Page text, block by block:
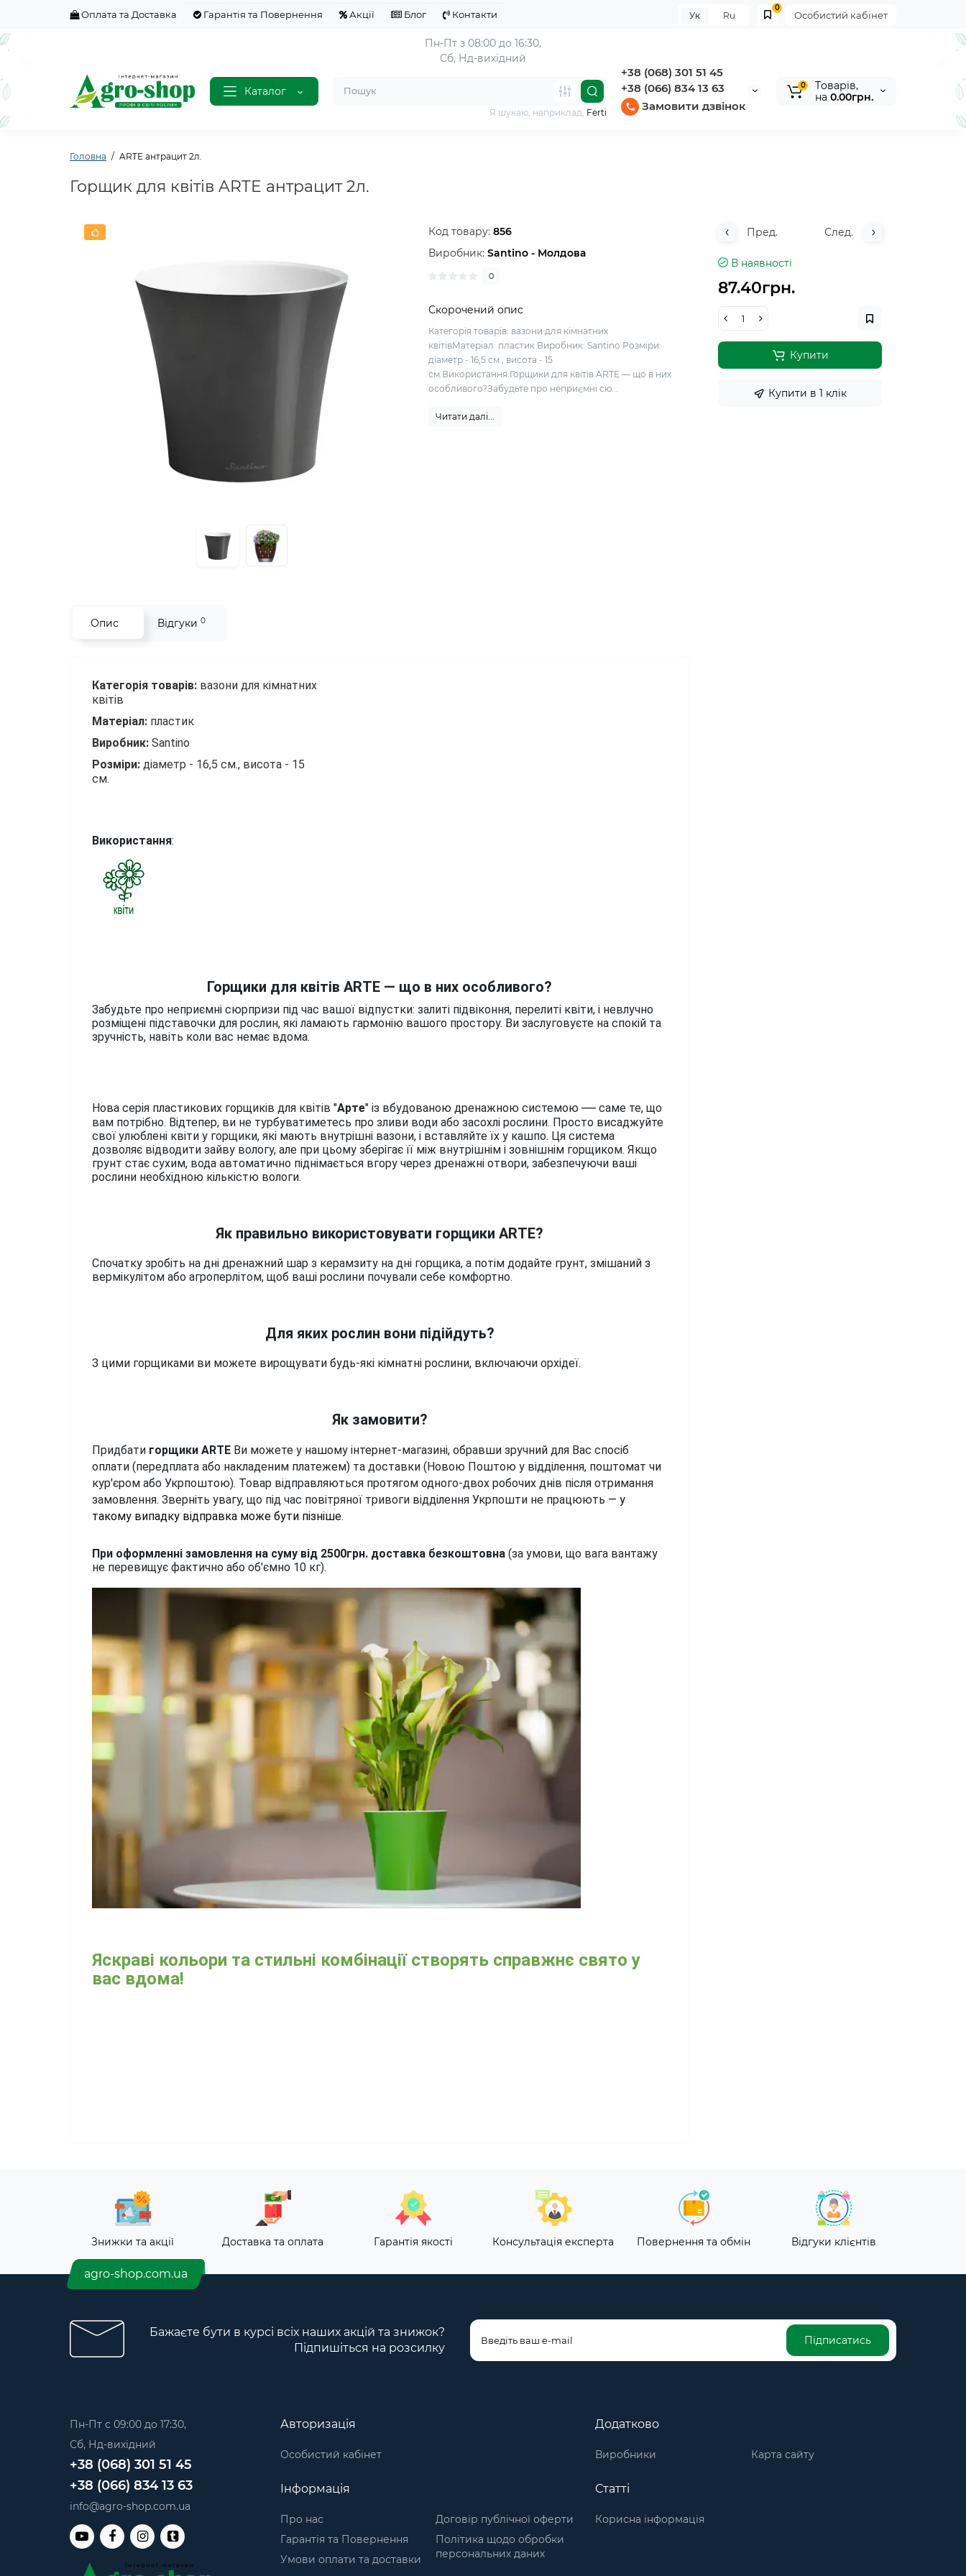
Оплата та Доставка Гарантія та Повернення Акції Блог Контакти Особистий кабінет
0
Ук Ru
Каталог
Пн-Пт з 08:00 до 16:30,
Сб, Нд-вихідний
+38 (068) 301 51 45
+38 (066) 834 13 63
Замовити дзвінок
Я шукаю, наприклад, Ferti
0
Tоварів,
на 0.00грн.
Головна ARTE антрацит 2л.
Горщик для квітів ARTE антрацит 2л.
Код товару:856
Виробник:Santino - Молдова
0
Скорочений опис
Категорія товарів: вазони для кімнатних
квітівМатеріал: пластик Виробник: Santino Розміри:
діаметр - 16,5 см., висота - 15
см.Використання:Горщики для квітів ARTE — що в них
особливого?Забудьте про неприємні сю...
Читати далі...
Пред. След.
В наявності
87.40грн.
Купити
Купити в 1 клiк
Опис Відгуки 0
Категорія товарів: вазони для кімнатних
квітів
Матеріал: пластик
Виробник: Santino
Розміри: діаметр - 16,5 см., висота - 15
см.
Використання:
Горщики для квітів ARTE — що в них особливого?
Забудьте про неприємні сюрпризи під час вашої відпустки: залиті підвіконня, перелиті квіти, і невлучно
розміщені підставочки для рослин, які ламають гармонію вашого простору. Ви заслуговуєте на спокій та
зручність, навіть коли вас немає вдома.
Нова серія пластикових горщиків для квітів "Арте" із вбудованою дренажною системою — саме те, що
вам потрібно. Відтепер, ви не турбуватиметесь про зливи води або засохлі рослини. Просто висаджуйте
свої улюблені квіти у горщики, які мають внутрішні вазони, і вставляйте їх у кашпо. Ця система
дозволяє відводити зайву вологу, але при цьому зберігає її між внутрішнім і зовнішнім горщиком. Якщо
грунт стає сухим, вода автоматично піднімається вгору через дренажні отвори, забезпечуючи ваші
рослини необхідною кількістю вологи.
Як правильно використовувати горщики ARTE?
Спочатку зробіть на дні дренажний шар з керамзиту на дні горщика, а потім додайте грунт, змішаний з
вермікулітом або агроперлітом, щоб ваші рослини почували себе комфортно.
Для яких рослин вони підійдуть?
З цими горщиками ви можете вирощувати будь-які кімнатні рослини, включаючи орхідеї.
Як замовити?
Придбати горщики ARTE Ви можете у нашому інтернет-магазині, обравши зручний для Вас спосіб
оплати (передплата або накладеним платежем) та доставки (Новою Поштою у відділення, поштомат чи
кур'єром або Укрпоштою). Товар відправляються протягом одного-двох робочих днів після отримання
замовлення. Зверніть увагу, що під час повітряної тривоги відділення Укрпошти не працюють — у
такому випадку відправка може бути пізніше.
При оформленні замовлення на суму від 2500грн. доставка безкоштовна (за умови, що вага вантажу
не перевищує фактично або об'ємно 10 кг).
Яскраві кольори та стильні комбінації створять справжнє свято у
вас вдома!
Знижки та акції Доставка та оплата Гарантія якості Консультація експерта Повернення та обмін Відгуки клієнтів
agro-shop.com.ua
Бажаєте бути в курсі всіх наших акцій та знижок?
Підпишіться на розсилку
Підписатись
Пн-Пт с 09:00 до 17:30,
Сб, Нд-вихідний
+38 (068) 301 51 45
+38 (066) 834 13 63
info@agro-shop.com.ua
Авторизація
Особистий кабінет
Додатково
Виробники Карта сайту
Інформація
Про нас
Гарантія та Повернення
Умови оплати та доставки
Договір публічної оферти
Політика щодо обробки
персональних даних
Статті
Корисна інформація